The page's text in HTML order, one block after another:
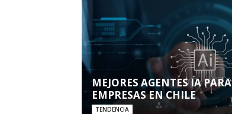
MEJORES AGENTES IA PARA
EMPRESAS EN CHILE
TENDENCIA